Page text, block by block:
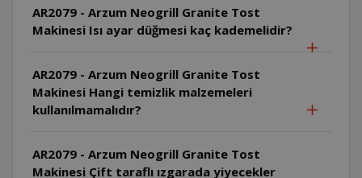
AR2079 - Arzum Neogrill Granite Tost
Makinesi Isı ayar düğmesi kaç kademelidir?
AR2079 - Arzum Neogrill Granite Tost
Makinesi Hangi temizlik malzemeleri
kullanılmamalıdır?
AR2079 - Arzum Neogrill Granite Tost
Makinesi Çift taraflı ızgarada yiyecekler